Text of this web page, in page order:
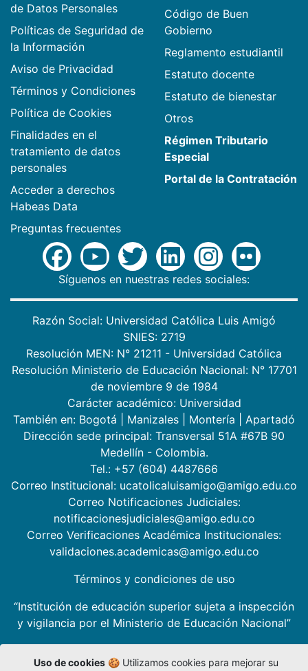
de Datos Personales
Políticas de Seguridad de
la Información
Aviso de Privacidad
Términos y Condiciones
Política de Cookies
Finalidades en el
tratamiento de datos
personales
Acceder a derechos
Habeas Data
Preguntas frecuentes
Código de Buen
Gobierno
Reglamento estudiantil
Estatuto docente
Estatuto de bienestar
Otros
Régimen Tributario
Especial
Portal de la Contratación
Síguenos en nuestras redes sociales:
Razón Social: Universidad Católica Luis Amigó
SNIES: 2719
Resolución MEN: N° 21211 - Universidad Católica
Resolución Ministerio de Educación Nacional: N° 17701
de noviembre 9 de 1984
Carácter académico: Universidad
También en: Bogotá Manizales Montería
Apartadó
Dirección sede principal: Transversal 51A #67B 90
Medellín - Colombia.
Tel.: +57 (604) 4487666
Correo Institucional: ucatolicaluisamigo@amigo.edu.co
Correo Notificaciones Judiciales:
notificacionesjudiciales@amigo.edu.co
Correo Verificaciones Académica Institucionales:
validaciones.academicas@amigo.edu.co
Términos y condiciones de uso
“Institución de educación superior sujeta a inspección
y vigilancia por el Ministerio de Educación Nacional”
Uso de cookies🍪 Utilizamos cookies para mejorar su